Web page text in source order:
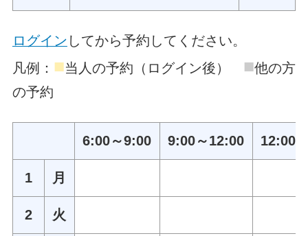
ログイン してから予約してください。
凡例： ■当人の予約（ログイン後） ■他の方
の予約
6:00～9:00 9:00～12:00 12:00
1 月
2 火